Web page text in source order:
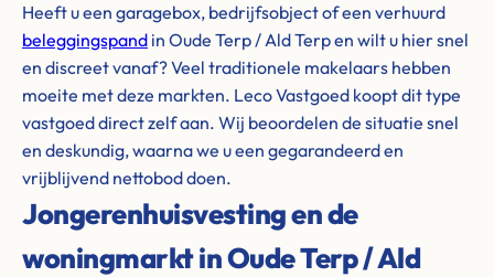
Heeft u een garagebox, bedrijfsobject of een verhuurd
beleggingspand in Oude Terp / Ald Terp en wilt u hier snel
en discreet vanaf? Veel traditionele makelaars hebben
moeite met deze markten. Leco Vastgoed koopt dit type
vastgoed direct zelf aan. Wij beoordelen de situatie snel
en deskundig, waarna we u een gegarandeerd en
vrijblijvend nettobod doen.
Jongerenhuisvesting en de
woningmarkt in Oude Terp / Ald